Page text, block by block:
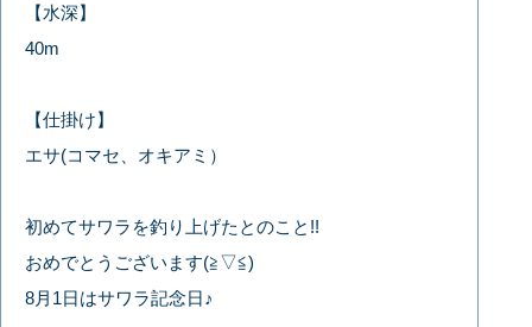
【水深】
40m
【仕掛け】
エサ(コマセ、オキアミ）
初めてサワラを釣り上げたとのこと!!
おめでとうございます(≧▽≦)
8月1日はサワラ記念日♪